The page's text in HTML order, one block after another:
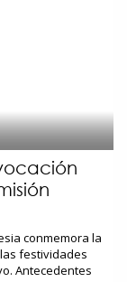
conmemora la
festividades
Antecedentes